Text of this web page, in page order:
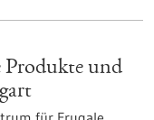
Produkte und